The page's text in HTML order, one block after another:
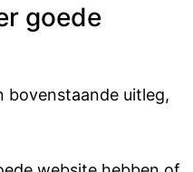
goede
bovenstaande uitleg,